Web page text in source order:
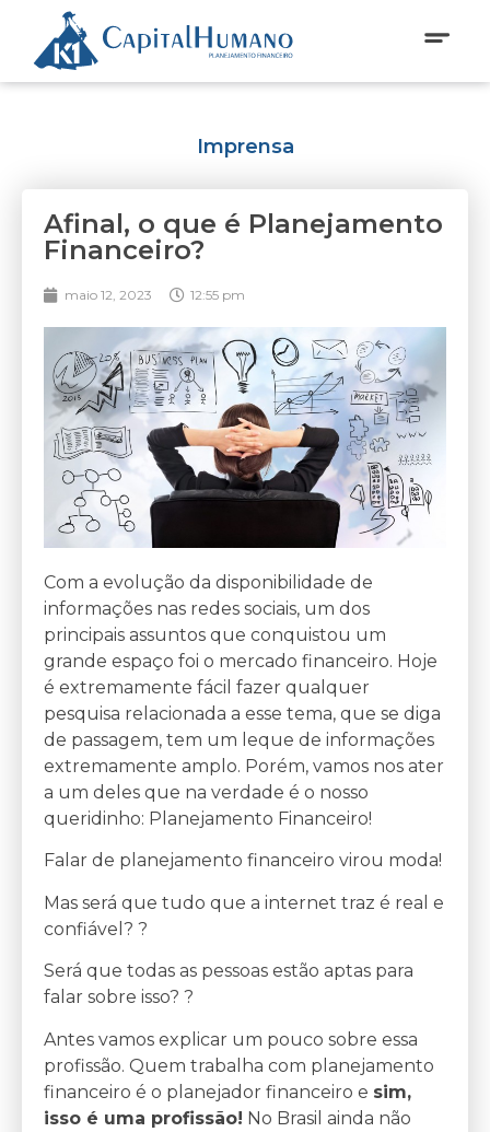
Imprensa
Afinal, o que é Planejamento
Financeiro?
maio 12, 2023 12:55 pm
Com a evolução da disponibilidade de
informações nas redes sociais, um dos
principais assuntos que conquistou um
grande espaço foi o mercado financeiro. Hoje
é extremamente fácil fazer qualquer
pesquisa relacionada a esse tema, que se diga
de passagem, tem um leque de informações
extremamente amplo. Porém, vamos nos ater
a um deles que na verdade é o nosso
queridinho: Planejamento Financeiro!
Falar de planejamento financeiro virou moda!
Mas será que tudo que a internet traz é real e
confiável? ?
Será que todas as pessoas estão aptas para
falar sobre isso? ?
Antes vamos explicar um pouco sobre essa
profissão. Quem trabalha com planejamento
financeiro é o planejador financeiro e sim,
isso é uma profissão! No Brasil ainda não